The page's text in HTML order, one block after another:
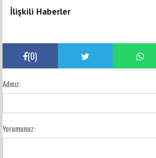
İlişkili Haberler
(0)
Adınız:
Yorumunuz: